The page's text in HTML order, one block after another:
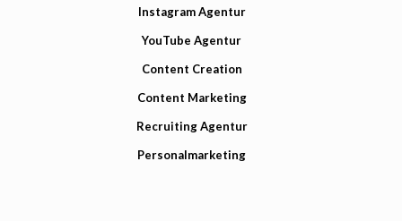
Instagram Agentur
YouTube Agentur
Content Creation
Content Marketing
Recruiting Agentur
Personalmarketing